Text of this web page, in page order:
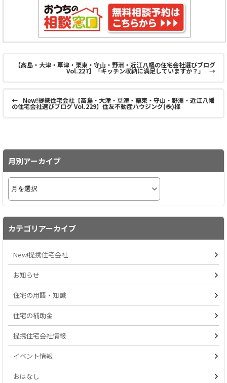
【高島・大津・草津・栗東・守山・野洲・近江八幡の住宅会社選びブログ
Vol.227】「キッチン収納に満足していますか？」 →
← New!提携住宅会社【高島・大津・草津・栗東・守山・野洲・近江八幡
の住宅会社選びブログ Vol.229】住友不動産ハウジング(株)様
月別アーカイブ
カテゴリアーカイブ
New!提携住宅会社
お知らせ
住宅の用語・知識
住宅の補助金
提携住宅会社情報
イベント情報
おはなし